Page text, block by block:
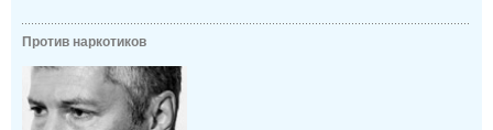
Против наркотиков